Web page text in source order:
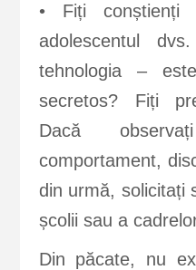
• Fiți
adolescentul
tehnologia –
secretos? Fiți
Dacă
comportament,
din urmă, solicitați
școlii sau a
Din păcate, nu